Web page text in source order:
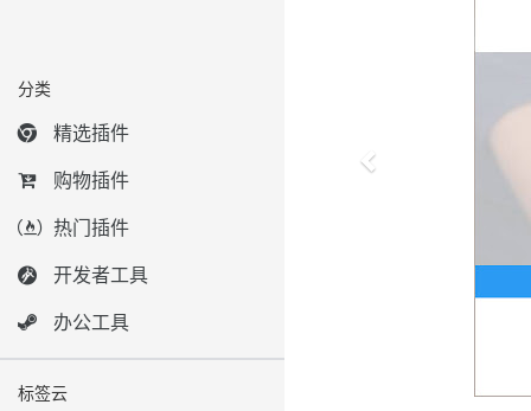
分类
精选插件
购物插件
热门插件
开发者工具
办公工具
标签云